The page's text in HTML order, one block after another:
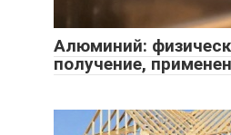
Алюминий:
получение,